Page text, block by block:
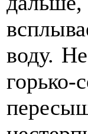
воду.
горько-